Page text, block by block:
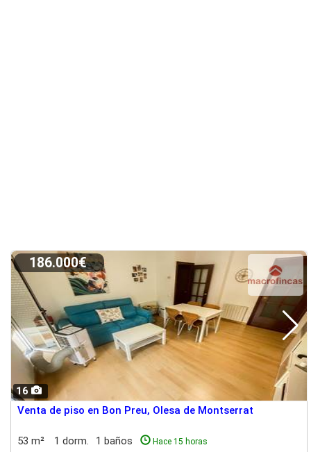
16
186.000€
Venta de piso en Bon Preu, Olesa de Montserrat
53 m² 1 dorm. 1 baños Hace 15 horas